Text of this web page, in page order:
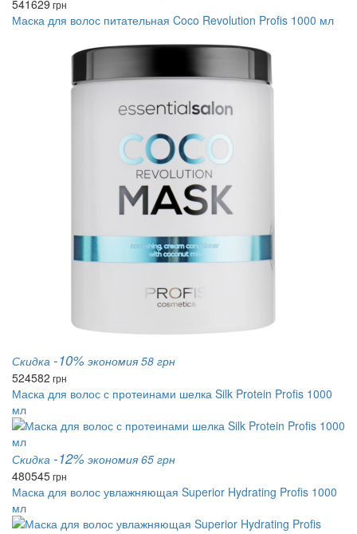
541629 грн
Маска для волос питательная Coco Revolution Profis 1000 мл
Скидка -10% экономия 58 грн
524582 грн
Маска для волос с протеинами шелка Silk Protein Profis 1000
мл
Скидка -12% экономия 65 грн
480545грн
Маска для волос увлажняющая Superior Hydrating Profis 1000
мл